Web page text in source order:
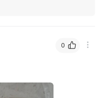
0